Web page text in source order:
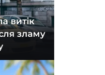
витік
зламу